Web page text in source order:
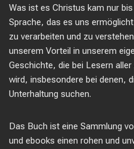
Was ist es Christus kam nur
Sprache, das es uns
zu verarbeiten und zu
unserem Vorteil in unserem
Geschichte, die bei Lesern
wird, insbesondere bei denen,
Unterhaltung suchen.
Das Buch ist eine Sammlung
und ebooks einen rohen und